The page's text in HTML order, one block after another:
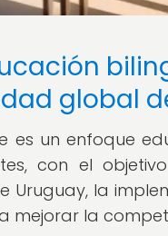
global
es un enfoque
con el
Uruguay, la
mejorar la